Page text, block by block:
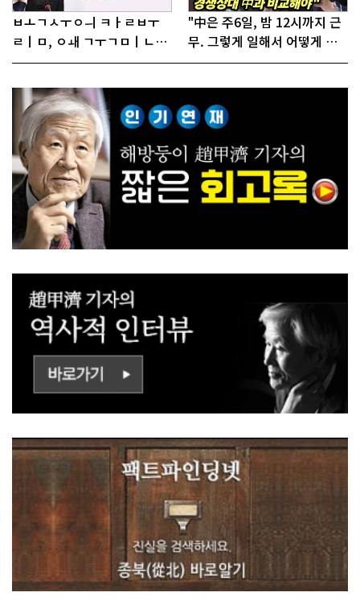
ㅂㅗㄱㅅㅜㅇㅢ ㅋㅏㄹㅂㅜ
ㄹㅣㅁ, ㅇㅙ ㄱㅜㄱㅁㅣㄴㄷ
ㅡㄹㅇㅣ ㄷㅏㅇㅎㅐㅇㅑ ㅎ
"中은 주6일, 밤 12시까지 근
무. 그렇게 일해서 어떻게 경
쟁하냐 반문하더라"